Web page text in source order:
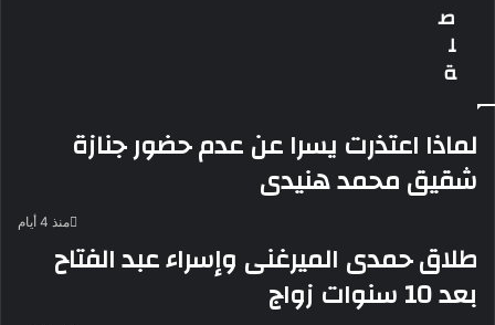
ص
ل
ة
لماذا اعتذرت يسرا عن عدم حضور جنازة
شقيق محمد هنيدى
منذ 4 أيام
طلاق حمدى الميرغنى وإسراء عبد الفتاح
بعد 10 سنوات زواج